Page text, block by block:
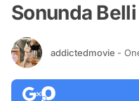
Sonunda
addictedmovie -